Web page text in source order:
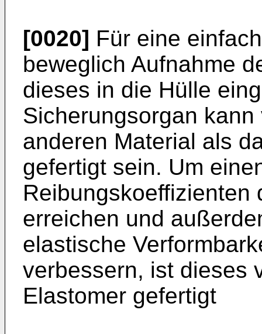
[0020] Für eine
beweglich Aufnahme
dieses in die Hülle
Sicherungsorgan
anderen Material als
gefertigt sein. Um
Reibungskoeffizienten
erreichen und
elastische
verbessern, ist dieses
Elastomer gefertigt